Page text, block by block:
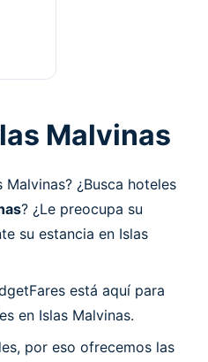
Malvinas
¿Busca hoteles
? ¿Le preocupa su
su estancia en Islas
está aquí para
en Islas Malvinas.
por eso ofrecemos las